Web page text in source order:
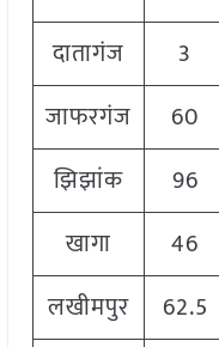
दातागंज
3
जाफरगंज
60
झिझांक
96
खागा
46
लखीमपुर
62.5